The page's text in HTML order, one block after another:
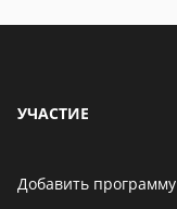
УЧАСТИЕ
Добавить программу